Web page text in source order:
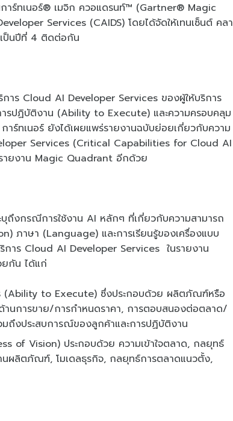
าร์ทเนอร์® เมจิก ควอแดรนท์™ (Gartner® Magic
Services (CAIDS) โดยได้จัดให้เทนเซ็นต์ คลา
เป็นปีที่ 4 ติดต่อกัน
การ Cloud AI Developer Services ของผู้ให้บริการ
รปฏิบัติงาน (Ability to Execute) และความครอบคลุม
ทเนอร์ ยังได้เผยแพร่รายงานฉบับย่อยเกี่ยวกับความ
Services (Critical Capabilities for Cloud AI
ายงาน Magic Quadrant อีกด้วย
ถึงกรณีการใช้งาน AI หลักๆ ที่เกี่ยวกับความสามารถ
ภาษา (Language) และการเรียนรู้ของเครื่องแบบ
การ Cloud AI Developer Services ในรายงาน
กัน ได้แก่
(Ability to Execute) ซึ่งประกอบด้วย ผลิตภัณฑ์หรือ
านการขาย/การกําหนดราคา, การตอบสนองต่อตลาด/
ถึงประสบการณ์ของลูกค้าและการปฏิบัติงาน
of Vision) ประกอบด้วย ความเข้าใจตลาด, กลยุทธ์
ผลิตภัณฑ์, โมเดลธุรกิจ, กลยุทธ์การตลาดแนวตั้ง,